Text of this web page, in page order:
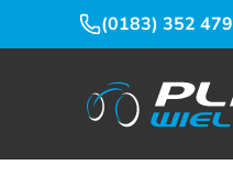
(0183) 352 479